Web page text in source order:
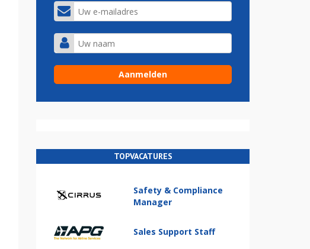
TOPVACATURES
Safety & Compliance
Manager
Sales Support Staff